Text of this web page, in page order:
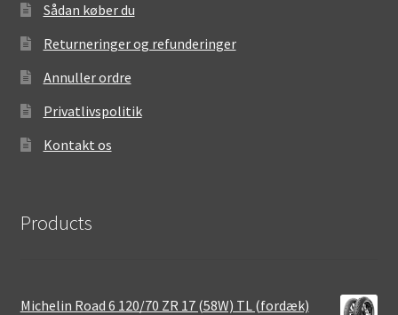
Sådan køber du
Returneringer og refunderinger
Annuller ordre
Privatlivspolitik
Kontakt os
Products
Michelin Road 6 120/70 ZR 17 (58W) TL (fordæk)